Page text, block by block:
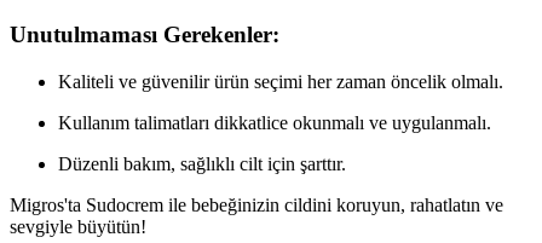
Unutulmaması Gerekenler:
Kaliteli ve güvenilir ürün seçimi her zaman öncelik olmalı.
Kullanım talimatları dikkatlice okunmalı ve uygulanmalı.
Düzenli bakım, sağlıklı cilt için şarttır.
Migros'ta Sudocrem ile bebeğinizin cildini koruyun, rahatlatın ve
sevgiyle büyütün!